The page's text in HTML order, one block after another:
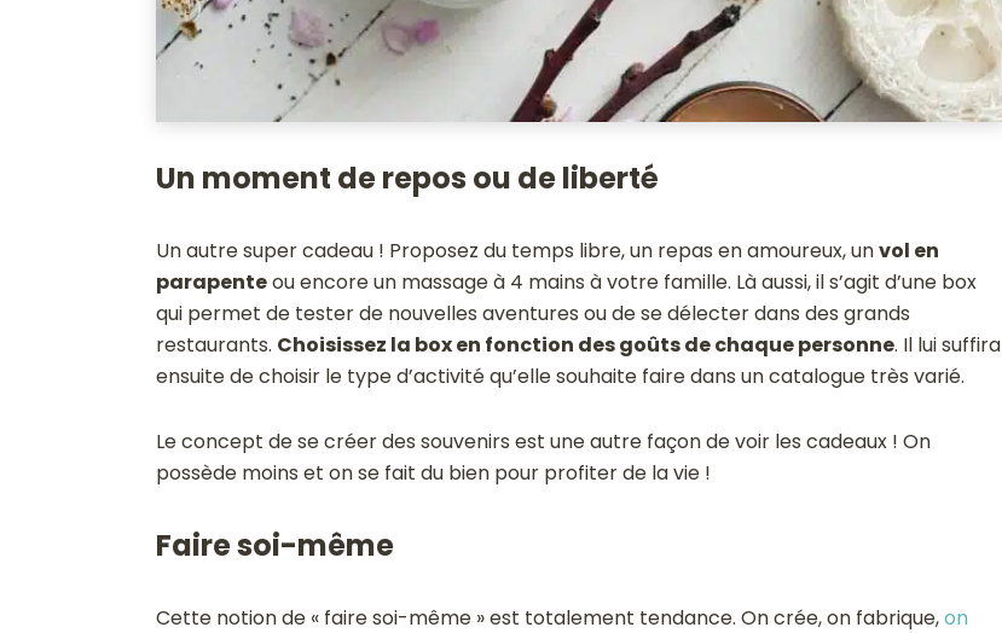
Un moment de repos ou de liberté
Un autre super cadeau ! Proposez du temps libre, un repas en amoureux, unvol en
parapenteou encore un massage à 4 mains à votre famille. Là aussi, il s’agit d’une box
qui permet de tester de nouvelles aventures ou de se délecter dans des grands
restaurants. Choisissez la box en fonction des goûts de chaque personne. Il lui suffira
ensuite de choisir le type d’activité qu’elle souhaite faire dans un catalogue très varié.
Le concept de se créer des souvenirs est une autre façon de voir les cadeaux ! On
possède moins et on se fait du bien pour profiter de la vie !
Faire soi-même
Cette notion de « faire soi-même » est totalement tendance. On crée, on fabrique,on